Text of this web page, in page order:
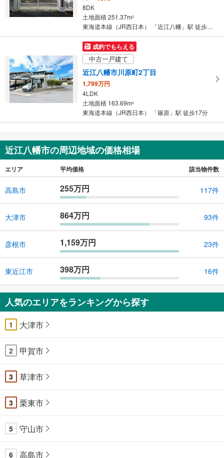
8DK
土地面積 251.37m2
東海道本線（JR西日本） 「近江八幡」駅 徒歩30分
成約でもらえる
中古一戸建て
近江八幡市川原町2丁目
1,799万円
4LDK
土地面積 163.69m2
東海道本線（JR西日本） 「篠原」駅 徒歩17分
近江八幡市の周辺地域の価格相場
エリア 平均価格 該当物件数
高島市 255万円 117件
大津市 864万円 93件
彦根市 1,159万円 23件
東近江市 398万円 16件
人気のエリアをランキングから探す
1 大津市
2 甲賀市
3 草津市
3 栗東市
5 守山市
6 高島市